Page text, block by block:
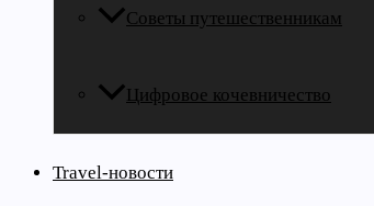
Советы путешественникам
Цифровое кочевничество
Travel-новости